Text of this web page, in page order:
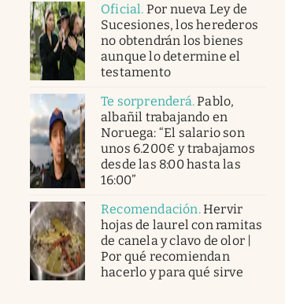
Oficial. Por nueva Ley de
Sucesiones, los herederos
no obtendrán los bienes
aunque lo determine el
testamento
Te sorprenderá.Pablo,
albañil trabajando en
Noruega: “El salario son
unos 6.200€ y trabajamos
desde las 8:00 hasta las
16:00”
Recomendación.Hervir
hojas de laurel con ramitas
de canela y clavo de olor |
Por qué recomiendan
hacerlo y para qué sirve